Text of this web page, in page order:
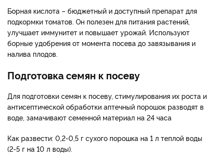
Борная кислота – бюджетный и доступный препарат для
подкормки томатов. Он полезен для питания растений,
улучшает иммунитет и повышает урожай. Используют
борные удобрения от момента посева до завязывания и
налива плодов.
Подготовка семян к посеву
Для подготовки семян к посеву, стимулирования их роста и
антисептической обработки аптечный порошок разводят в
воде, замачивают семенной материал на 24 часа
Как развести: 0,2-0,5 г сухого порошка на 1 л теплой воды
(2-5 г на 10 л воды).